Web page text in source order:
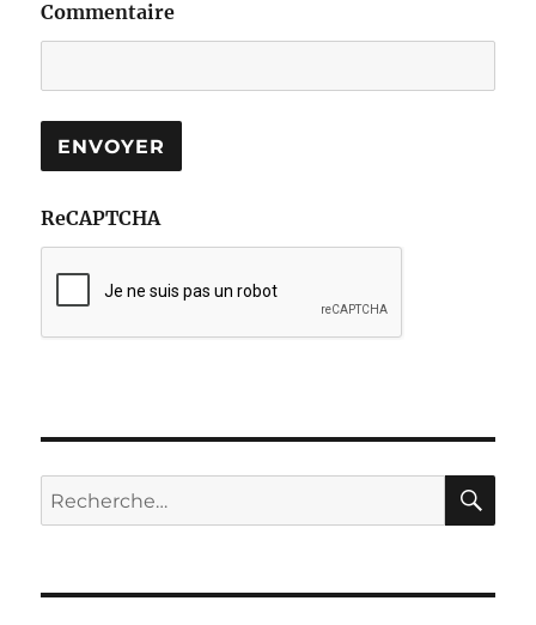
Commentaire
ReCAPTCHA
Recherche
pour :